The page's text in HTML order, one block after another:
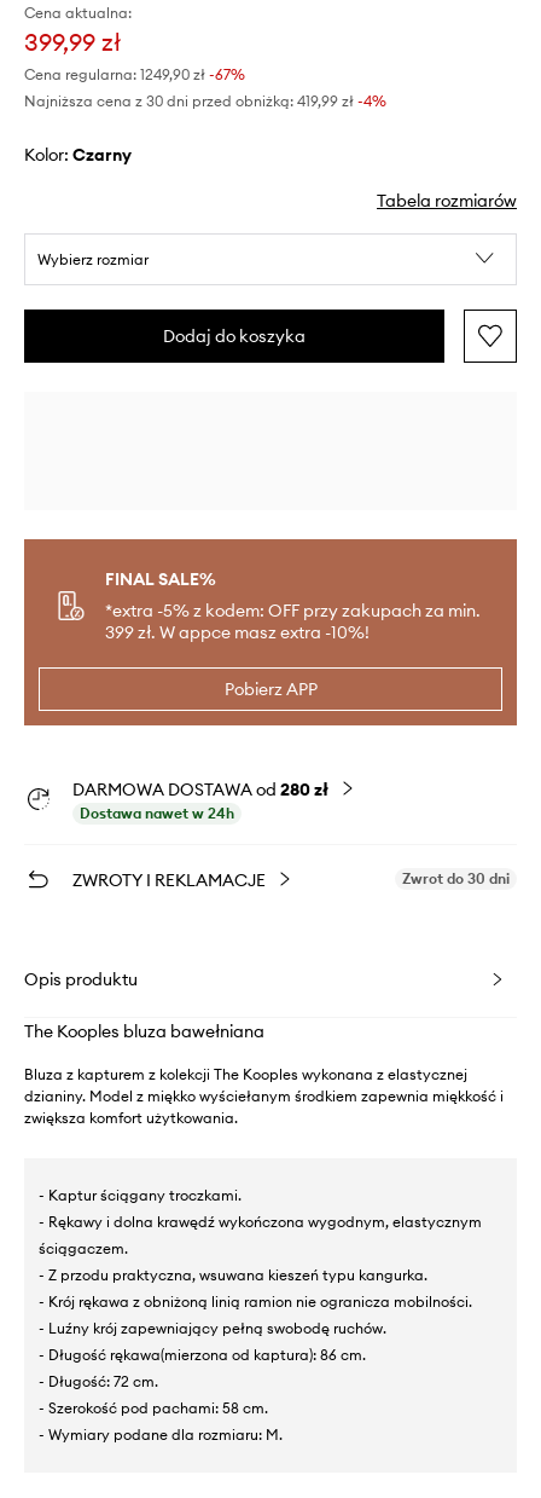
Cena aktualna:
399,99 zł
Cena regularna: 1249,90 zł -67%
Najniższa cena z 30 dni przed obniżką: 419,99 zł -4%
Kolor: czarny
Tabela rozmiarów
Wybierz rozmiar
Dodaj do koszyka
FINAL SALE%
*extra -5% z kodem: OFF przy zakupach za min.
399 zł. W appce masz extra -10%!
Pobierz APP
DARMOWA DOSTAWA od 280 zł
Dostawa nawet w 24h
ZWROTY I REKLAMACJE Zwrot do 30 dni
Opis produktu
The Kooples bluza bawełniana
Bluza z kapturem z kolekcji The Kooples wykonana z elastycznej
dzianiny. Model z miękko wyściełanym środkiem zapewnia miękkość i
zwiększa komfort użytkowania.
- Kaptur ściągany troczkami.
- Rękawy i dolna krawędź wykończona wygodnym, elastycznym
ściągaczem.
- Z przodu praktyczna, wsuwana kieszeń typu kangurka.
- Krój rękawa z obniżoną linią ramion nie ogranicza mobilności.
- Luźny krój zapewniający pełną swobodę ruchów.
- Długość rękawa(mierzona od kaptura): 86 cm.
- Długość: 72 cm.
- Szerokość pod pachami: 58 cm.
- Wymiary podane dla rozmiaru: M.